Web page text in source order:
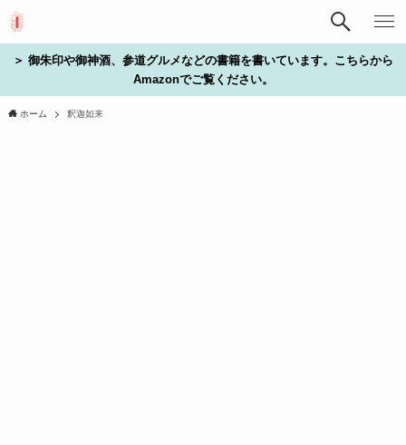
＞ 御朱印や御神酒、参道グルメなどの書籍を書いています。こちらから
Amazonでご覧ください。
ホーム 釈迦如来